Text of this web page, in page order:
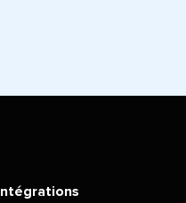
Intégrations